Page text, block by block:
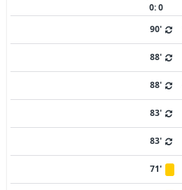
0: 0
90'
88'
88'
83'
83'
71'